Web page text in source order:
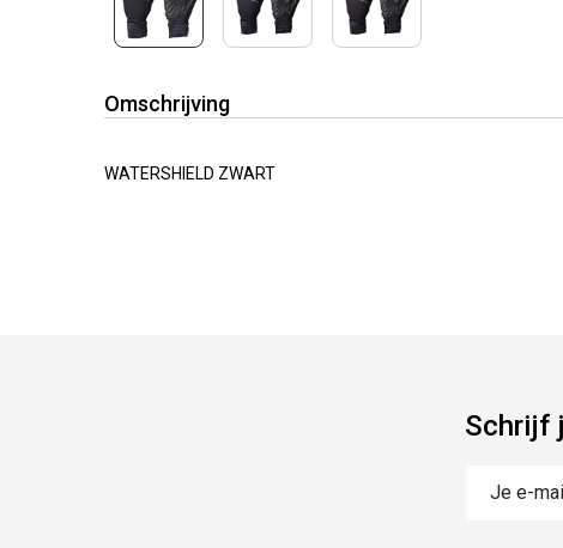
Omschrijving
WATERSHIELD ZWART
Schrijf